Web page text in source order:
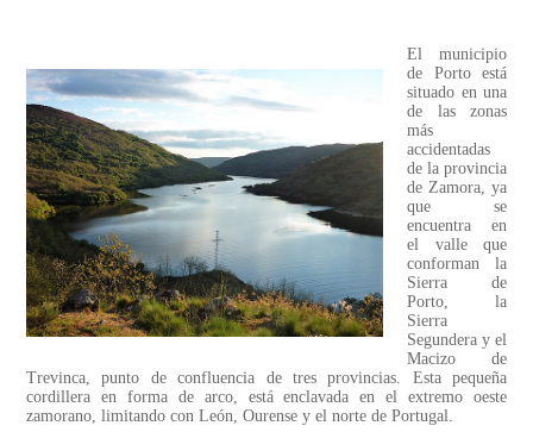
El municipio
de Porto está
situado en una
de las zonas
más
accidentadas
de la provincia
de Zamora, ya
que se
encuentra en
el valle que
conforman la
Sierra de
Porto, la
Sierra
Segundera y el
Macizo de
Trevinca, punto de confluencia de tres provincias. Esta pequeña
cordillera en forma de arco, está enclavada en el extremo oeste
zamorano, limitando con León, Ourense y el norte de Portugal.